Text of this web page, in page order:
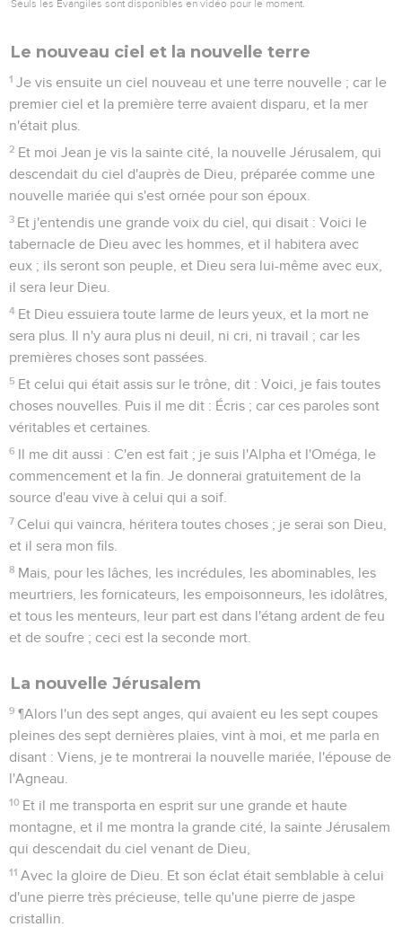
Seuls les Évangiles sont disponibles en vidéo pour le moment.
Le nouveau ciel et la nouvelle terre
1 Je vis ensuite un ciel nouveau et une terre nouvelle ; car le
premier ciel et la première terre avaient disparu, et la mer
n'était plus.
2 Et moi Jean je vis la sainte cité, la nouvelle Jérusalem, qui
descendait du ciel d'auprès de Dieu, préparée comme une
nouvelle mariée qui s'est ornée pour son époux.
3 Et j'entendis une grande voix du ciel, qui disait : Voici le
tabernacle de Dieu avec les hommes, et il habitera avec
eux ; ils seront son peuple, et Dieu sera lui-même avec eux,
il sera leur Dieu.
4 Et Dieu essuiera toute larme de leurs yeux, et la mort ne
sera plus. Il n'y aura plus ni deuil, ni cri, ni travail ; car les
premières choses sont passées.
5 Et celui qui était assis sur le trône, dit : Voici, je fais toutes
choses nouvelles. Puis il me dit : Écris ; car ces paroles sont
véritables et certaines.
6 Il me dit aussi : C'en est fait ; je suis l'Alpha et l'Oméga, le
commencement et la fin. Je donnerai gratuitement de la
source d'eau vive à celui qui a soif.
7 Celui qui vaincra, héritera toutes choses ; je serai son Dieu,
et il sera mon fils.
8 Mais, pour les lâches, les incrédules, les abominables, les
meurtriers, les fornicateurs, les empoisonneurs, les idolâtres,
et tous les menteurs, leur part est dans l'étang ardent de feu
et de soufre ; ceci est la seconde mort.
La nouvelle Jérusalem
9 ¶Alors l'un des sept anges, qui avaient eu les sept coupes
pleines des sept dernières plaies, vint à moi, et me parla en
disant : Viens, je te montrerai la nouvelle mariée, l'épouse de
l'Agneau.
10 Et il me transporta en esprit sur une grande et haute
montagne, et il me montra la grande cité, la sainte Jérusalem
qui descendait du ciel venant de Dieu,
11 Avec la gloire de Dieu. Et son éclat était semblable à celui
d'une pierre très précieuse, telle qu'une pierre de jaspe
cristallin.